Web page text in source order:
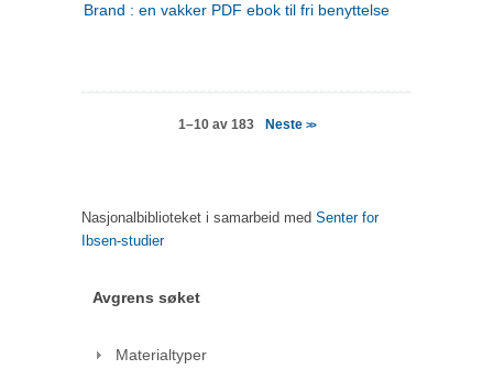
Brand : en vakker PDF ebok til fri benyttelse
1–10 av 183 Neste >>
Nasjonalbiblioteket i samarbeid med Senter for
Ibsen-studier
Avgrens søket
Materialtyper